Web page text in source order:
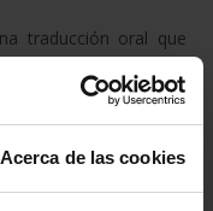
Acerca de las cookies
traducción oral que
tareas